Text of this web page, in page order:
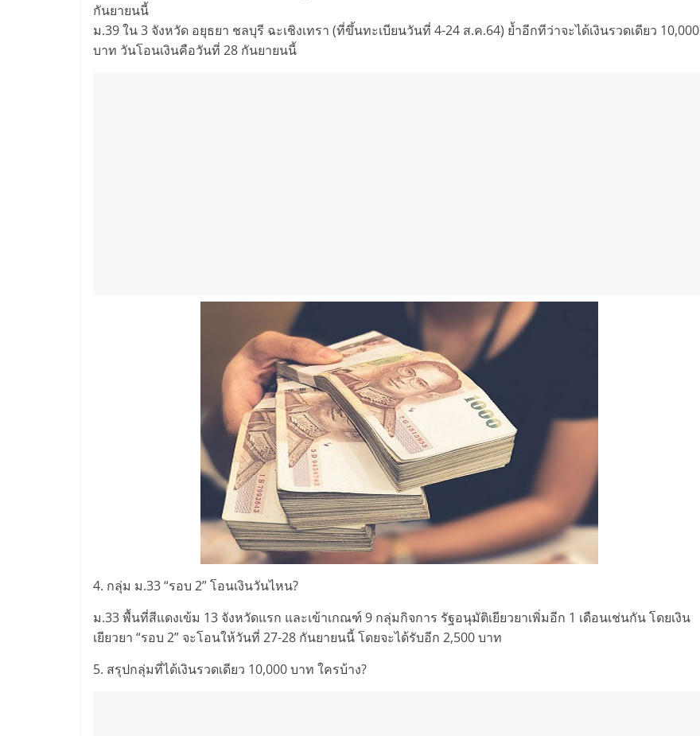
กันยายนนี้
ม.39 ใน 3 จังหวัด อยุธยา ชลบุรี ฉะเชิงเทรา (ที่ขึ้นทะเบียนวันที่ 4-24 ส.ค.64) ย้ำอีกทีว่าจะได้เงินรวดเดียว 10,000
บาท วันโอนเงินคือวันที่ 28 กันยายนนี้
4. กลุ่ม ม.33 “รอบ 2” โอนเงินวันไหน?
ม.33 พื้นที่สีแดงเข้ม 13 จังหวัดแรก และเข้าเกณฑ์ 9 กลุ่มกิจการ รัฐอนุมัติเยียวยาเพิ่มอีก 1 เดือนเช่นกัน โดยเงิน
เยียวยา “รอบ 2” จะโอนให้วันที่ 27-28 กันยายนนี้ โดยจะได้รับอีก 2,500 บาท
5. สรุปกลุ่มที่ได้เงินรวดเดียว 10,000 บาท ใครบ้าง?